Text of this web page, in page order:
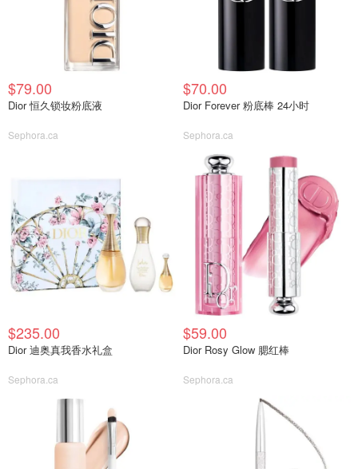
$79.00
Dior 恒久锁妆粉底液
Sephora.ca
$70.00
Dior Forever 粉底棒 24小时
Sephora.ca
$235.00
Dior 迪奥真我香水礼盒
Sephora.ca
$59.00
Dior Rosy Glow 腮红棒
Sephora.ca